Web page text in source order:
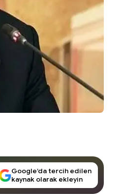
Google’da tercih edilen
kaynak olarak ekleyin